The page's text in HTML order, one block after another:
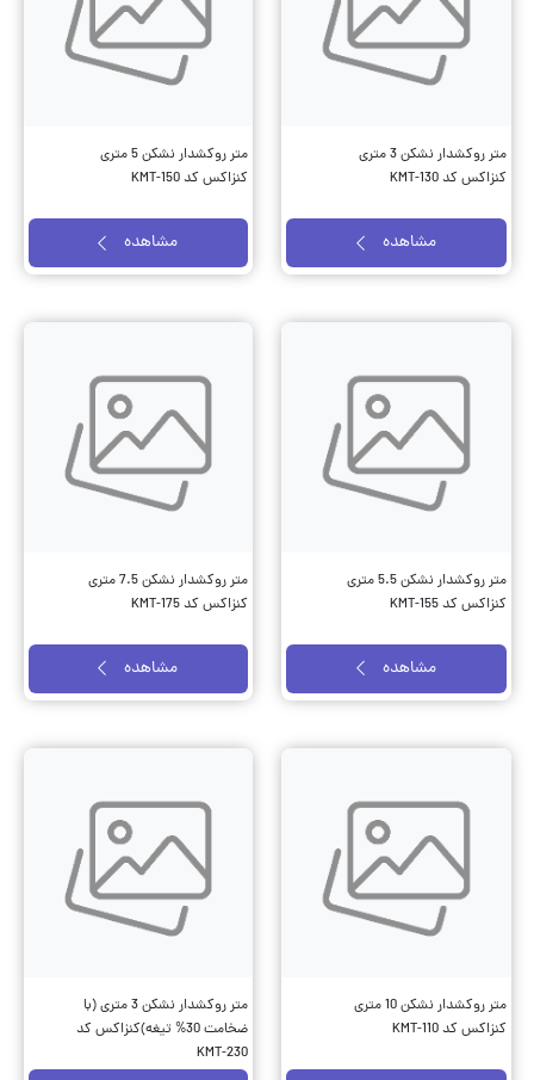
متر روکشدار نشکن 3 متری
کنزاکس کد KMT-130
مشاهده
متر روکشدار نشکن 5 متری
کنزاکس کد KMT-150
مشاهده
متر روکشدار نشکن 5.5 متری
کنزاکس کد KMT-155
مشاهده
متر روکشدار نشکن 7.5 متری
کنزاکس کد KMT-175
مشاهده
متر روکشدار نشکن 10 متری
کنزاکس کد KMT-110
متر روکشدار نشکن 3 متری (با
ضخامت 30% تیغه)کنزاکس کد
KMT-230